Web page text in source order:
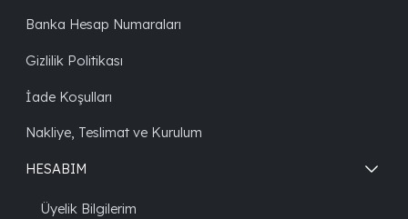
Banka Hesap Numaraları
Gizlilik Politikası
İade Koşulları
Nakliye, Teslimat ve Kurulum
HESABIM
Üyelik Bilgilerim